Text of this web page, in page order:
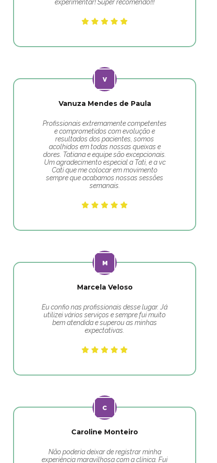
experimentar! Super recomendo!!!
Vanuza Mendes de Paula
Profissionais extremamente competentes
e comprometidos com evolução e
resultados dos pacientes, somos
acolhidos em todas nossas queixas e
dores. Tatiana e equipe são excepcionais.
Um agradecimento especial a Tati, e a vc
Cati que me colocar em movimento
sempre que acabamos nossas sessões
semanais.
Marcela Veloso
Eu confio nas profissionais desse lugar. Já
utilizei vários serviços e sempre fui muito
bem atendida e superou as minhas
expectativas.
Caroline Monteiro
Não poderia deixar de registrar minha
experiência maravilhosa com a clínica. Fui